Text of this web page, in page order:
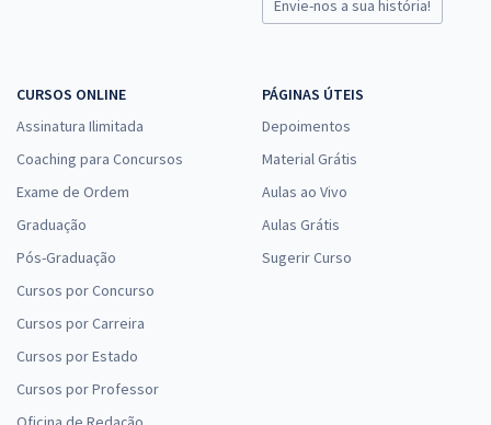
Envie-nos a sua história!
CURSOS ONLINE
Assinatura Ilimitada
Coaching para Concursos
Exame de Ordem
Graduação
Pós-Graduação
Cursos por Concurso
Cursos por Carreira
Cursos por Estado
Cursos por Professor
PÁGINAS ÚTEIS
Depoimentos
Material Grátis
Aulas ao Vivo
Aulas Grátis
Sugerir Curso